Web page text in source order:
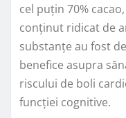
cel puțin 70%
conținut ridicat de
substanțe au fost
benefice asupra
riscului de boli
funcției cognitive.